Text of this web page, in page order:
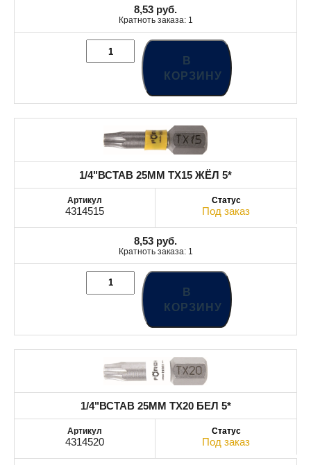
8,53 руб.
Кратноть заказа: 1
В
КОРЗИНУ
1/4"ВСТАВ 25MM TX15 ЖЁЛ 5*
4314515 Под заказ
8,53 руб.
Кратноть заказа: 1
В
КОРЗИНУ
1/4"ВСТАВ 25MM TX20 БЕЛ 5*
4314520 Под заказ